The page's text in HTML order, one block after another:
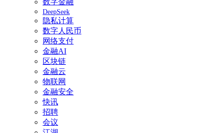
DeepSeek
隐私计算
数字人民币
网络支付
金融AI
区块链
金融云
物联网
金融安全
快讯
招聘
会议